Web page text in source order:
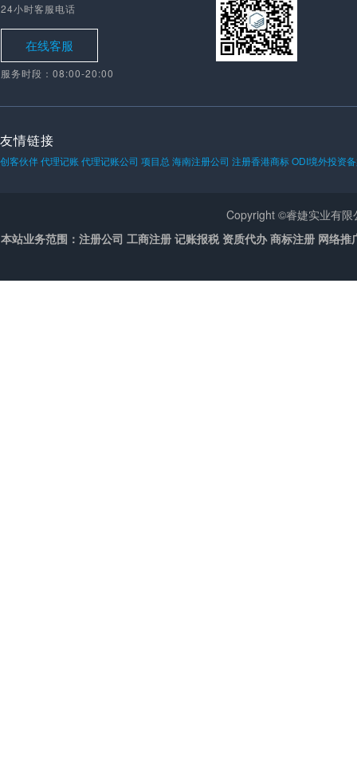
24小时客服电话
在线客服
服务时段：08:00-20:00
友情链接
创客伙伴代理记账 代理记账公司 项目总 海南注册公司 注册香港商标ODI境外投资
Copyright ©睿婕实业有
本站业务范围：注册公司 工商注册 记账报税 资质代办 商标注册 网络